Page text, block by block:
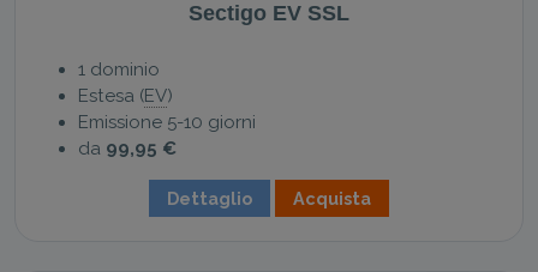
Sectigo EV SSL
1 dominio
Estesa (EV)
Emissione 5-10 giorni
da 99,95 €
Dettaglio Acquista